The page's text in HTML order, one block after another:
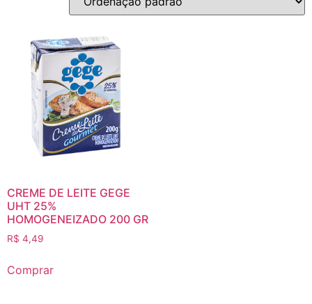
CREME DE LEITE GEGE
UHT 25%
HOMOGENEIZADO 200 GR
R$ 4,49
Comprar